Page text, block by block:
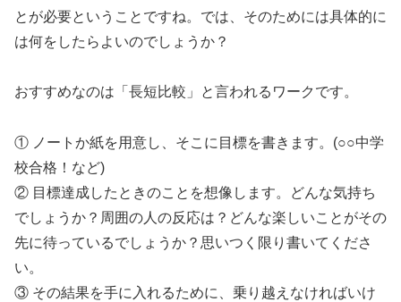
とが必要ということですね。では、そのためには具体的に
は何をしたらよいのでしょうか？
おすすめなのは「長短比較」と言われるワークです。
① ノートか紙を用意し、そこに目標を書きます。(○○中学
校合格！など)
② 目標達成したときのことを想像します。どんな気持ち
でしょうか？周囲の人の反応は？どんな楽しいことがその
先に待っているでしょうか？思いつく限り書いてくださ
い。
③ その結果を手に入れるために、乗り越えなければいけ